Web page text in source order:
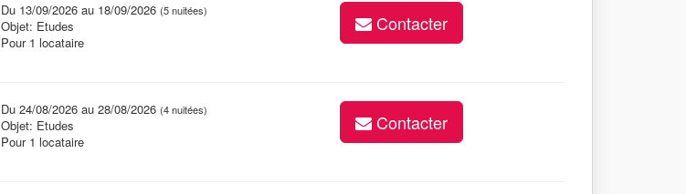
Du 13/09/2026 au 18/09/2026 (5 nuitées)
Objet: Etudes
Pour 1 locataire
Contacter
Du 24/08/2026 au 28/08/2026 (4 nuitées)
Objet: Etudes
Pour 1 locataire
Contacter